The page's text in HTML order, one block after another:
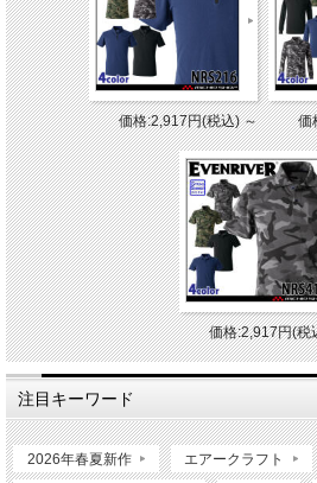
価格:2,917円(税込)～ 価
価格:2,917円(税
注目キーワード
2026年春夏新作 エアークラフト